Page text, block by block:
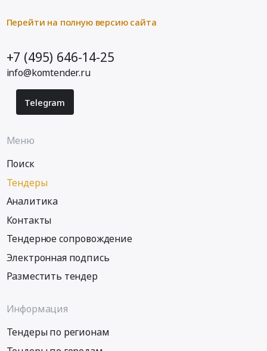
Перейти на полную версию сайта
+7 (495) 646-14-25
info@komtender.ru
Telegram
Меню
Поиск
Тендеры
Аналитика
Контакты
Тендерное сопровождение
Электронная подпись
Разместить тендер
Информация
Тендеры по регионам